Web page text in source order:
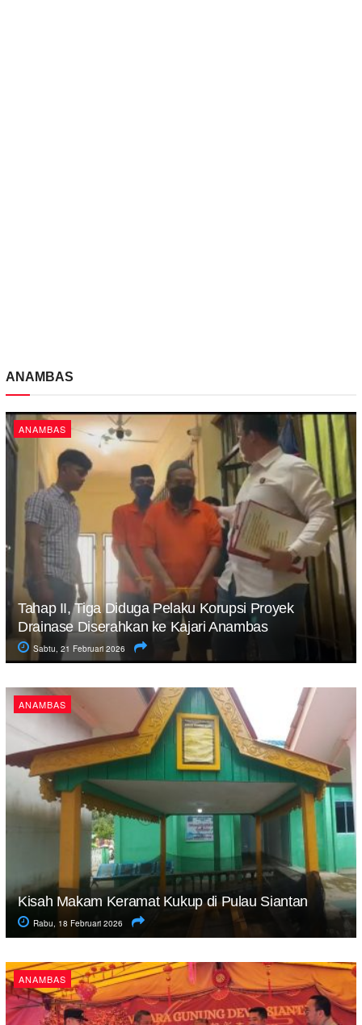
ANAMBAS
ANAMBAS
Tahap II, Tiga Diduga Pelaku Korupsi Proyek
Drainase Diserahkan ke Kajari Anambas
Sabtu, 21 Februari 2026
ANAMBAS
Kisah Makam Keramat Kukup di Pulau Siantan
Rabu, 18 Februari 2026
ANAMBAS